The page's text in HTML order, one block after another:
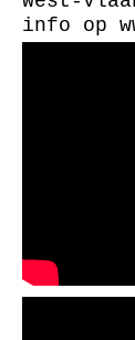
info op